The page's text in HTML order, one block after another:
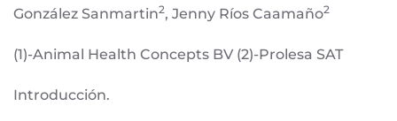
González Sanmartin2, Jenny Ríos Caamaño2
(1)-Animal Health Concepts BV (2)-Prolesa SAT
Introducción.